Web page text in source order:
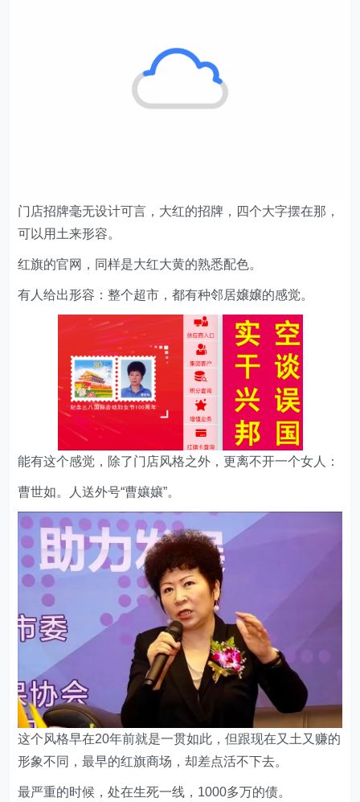
红旗的官网，同样是大红大黄的熟悉配色。
有人给出形容：整个超市，都有种邻居嬢嬢的感觉。
能有这个感觉，除了门店风格之外，更离不开一个女人：
曹世如。人送外号“曹孃孃”。
这个风格早在20年前就是一贯如此，但跟现在又土又赚的
形象不同，最早的红旗商场，却差点活不下去。
最严重的时候，处在生死一线，1000多万的债。
2000年，从业务员一路晋升总经理的曹世如带着40多名
员工，决定解决这个烂摊子。